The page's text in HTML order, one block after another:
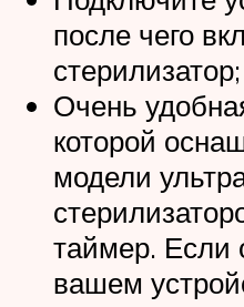
после чего
стерилизатор;
Очень
которой
модели
таймер. Если
вашем